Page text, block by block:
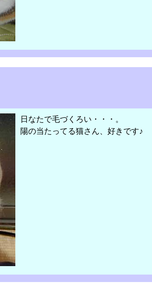
日なたで毛づくろい・・・。
陽の当たってる猫さん、好きです♪